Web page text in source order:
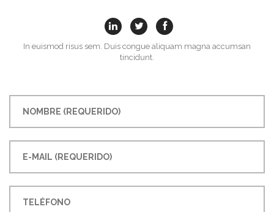
In euismod risus sem. Duis congue aliquam magna accumsan
tincidunt.